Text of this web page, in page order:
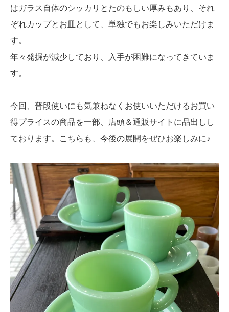
はガラス自体のシッカリとたのもしい厚みもあり、それ
ぞれカップとお皿として、単独でもお楽しみいただけま
す。
年々発掘が減少しており、入手が困難になってきていま
す。
今回、普段使いにも気兼ねなくお使いいただけるお買い
得プライスの商品を一部、店頭＆通販サイトに品出しし
ております。こちらも、今後の展開をぜひお楽しみに♪